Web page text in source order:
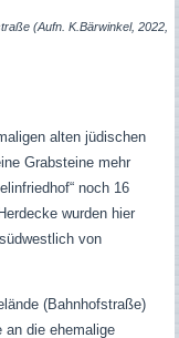
(Aufn. K.Bärwinkel, 2022,
alten jüdischen
Grabsteine mehr
noch 16
wurden hier
von
(Bahnhofstraße)
an die ehemalige